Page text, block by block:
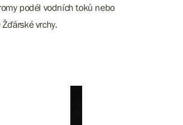
podél vodních toků nebo
vrchy.